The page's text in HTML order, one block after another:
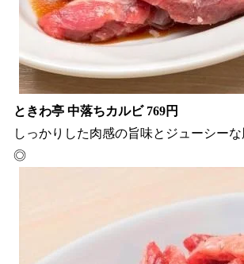
ときわ亭 中落ちカルビ 769円
しっかりした肉感の旨味とジューシー
◎